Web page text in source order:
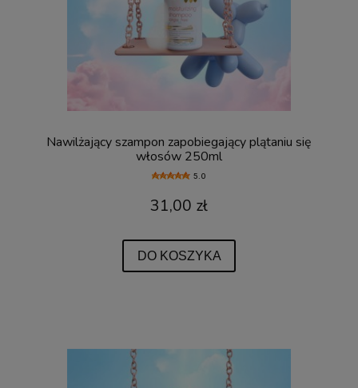
Nawilżający szampon zapobiegający plątaniu się
włosów 250ml
5.0
31,00 zł
DO KOSZYKA